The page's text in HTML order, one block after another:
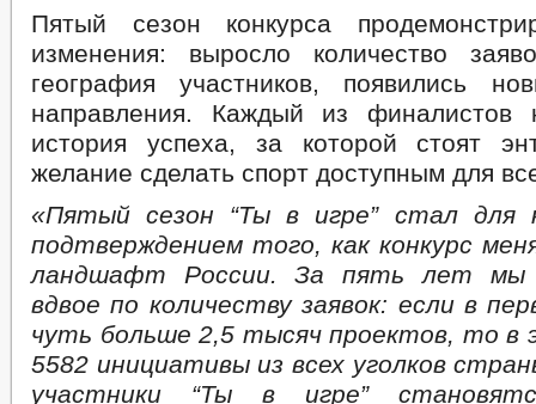
Пятый сезон конкурса
изменения: выросло количество
география участников, появились
направления. Каждый из финалистов
история успеха, за которой стоят
желание сделать спорт доступным для
«Пятый сезон “Ты в игре” стал для
подтверждением того, как конкурс
ландшафт России. За пять лет мы
вдвое по количеству заявок: если в
чуть больше 2,5 тысяч проектов, то в
5582 инициативы из всех уголков
участники “Ты в игре”